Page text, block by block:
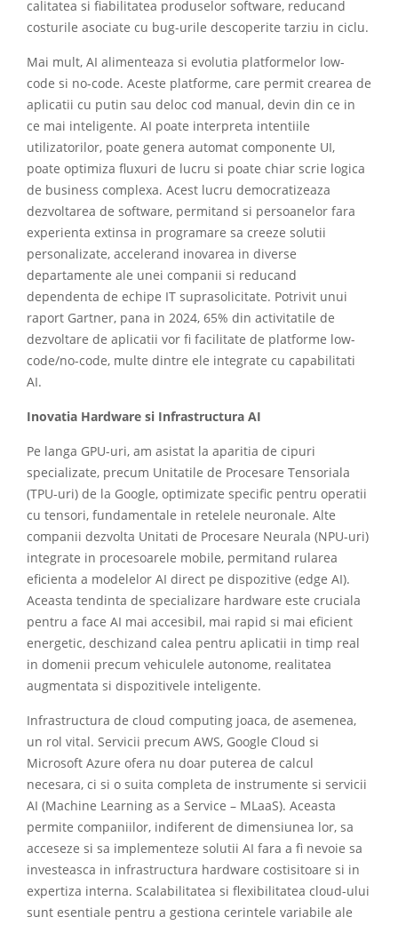
calitatea si fiabilitatea produselor software, reducand
costurile asociate cu bug-urile descoperite tarziu in ciclu.
Mai mult, AI alimenteaza si evolutia platformelor low-
code si no-code. Aceste platforme, care permit crearea de
aplicatii cu putin sau deloc cod manual, devin din ce in
ce mai inteligente. AI poate interpreta intentiile
utilizatorilor, poate genera automat componente UI,
poate optimiza fluxuri de lucru si poate chiar scrie logica
de business complexa. Acest lucru democratizeaza
dezvoltarea de software, permitand si persoanelor fara
experienta extinsa in programare sa creeze solutii
personalizate, accelerand inovarea in diverse
departamente ale unei companii si reducand
dependenta de echipe IT suprasolicitate. Potrivit unui
raport Gartner, pana in 2024, 65% din activitatile de
dezvoltare de aplicatii vor fi facilitate de platforme low-
code/no-code, multe dintre ele integrate cu capabilitati
AI.
Inovatia Hardware si Infrastructura AI
Pe langa GPU-uri, am asistat la aparitia de cipuri
specializate, precum Unitatile de Procesare Tensoriala
(TPU-uri) de la Google, optimizate specific pentru operatii
cu tensori, fundamentale in retelele neuronale. Alte
companii dezvolta Unitati de Procesare Neurala (NPU-uri)
integrate in procesoarele mobile, permitand rularea
eficienta a modelelor AI direct pe dispozitive (edge AI).
Aceasta tendinta de specializare hardware este cruciala
pentru a face AI mai accesibil, mai rapid si mai eficient
energetic, deschizand calea pentru aplicatii in timp real
in domenii precum vehiculele autonome, realitatea
augmentata si dispozitivele inteligente.
Infrastructura de cloud computing joaca, de asemenea,
un rol vital. Servicii precum AWS, Google Cloud si
Microsoft Azure ofera nu doar puterea de calcul
necesara, ci si o suita completa de instrumente si servicii
AI (Machine Learning as a Service – MLaaS). Aceasta
permite companiilor, indiferent de dimensiunea lor, sa
acceseze si sa implementeze solutii AI fara a fi nevoie sa
investeasca in infrastructura hardware costisitoare si in
expertiza interna. Scalabilitatea si flexibilitatea cloud-ului
sunt esentiale pentru a gestiona cerintele variabile ale